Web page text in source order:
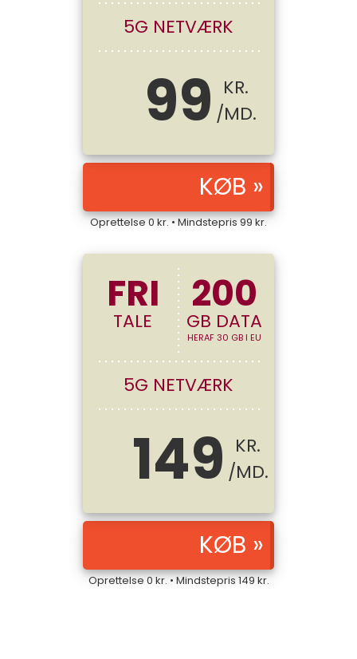
5G NETVÆRK
99 KR.
/MD.
Oprettelse0kr. • Mindstepris99kr.
FRI
TALE
200
GB DATA
HERAF 30 GB I EU
5G NETVÆRK
149 KR.
/MD.
Oprettelse0kr. • Mindstepris149kr.